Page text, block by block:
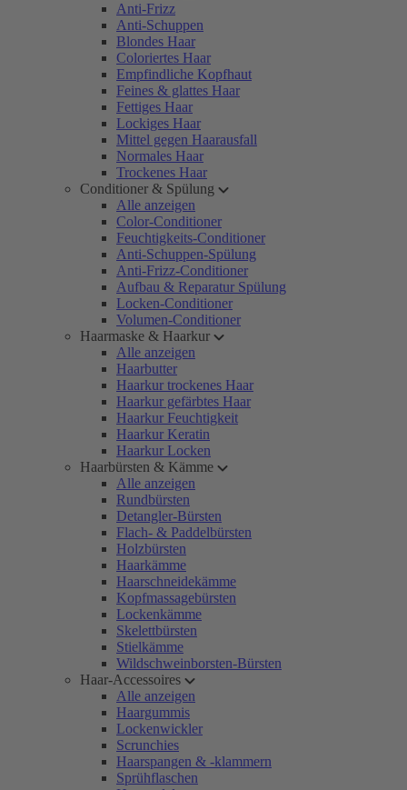
Anti-Frizz
Anti-Schuppen
Blondes Haar
Coloriertes Haar
Empfindliche Kopfhaut
Feines & glattes Haar
Fettiges Haar
Lockiges Haar
Mittel gegen Haarausfall
Normales Haar
Trockenes Haar
Conditioner & Spülung
Alle anzeigen
Color-Conditioner
Feuchtigkeits-Conditioner
Anti-Schuppen-Spülung
Anti-Frizz-Conditioner
Aufbau & Reparatur Spülung
Locken-Conditioner
Volumen-Conditioner
Haarmaske & Haarkur
Alle anzeigen
Haarbutter
Haarkur trockenes Haar
Haarkur gefärbtes Haar
Haarkur Feuchtigkeit
Haarkur Keratin
Haarkur Locken
Haarbürsten & Kämme
Alle anzeigen
Rundbürsten
Detangler-Bürsten
Flach- & Paddelbürsten
Holzbürsten
Haarkämme
Haarschneidekämme
Kopfmassagebürsten
Lockenkämme
Skelettbürsten
Stielkämme
Wildschweinborsten-Bürsten
Haar-Accessoires
Alle anzeigen
Haargummis
Lockenwickler
Scrunchies
Haarspangen & -klammern
Sprühflaschen